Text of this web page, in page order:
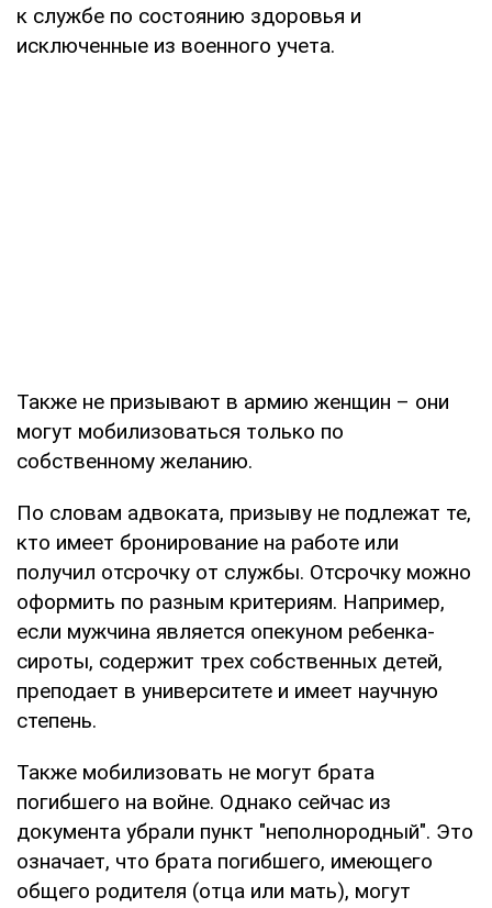
к службе по состоянию здоровья и
исключенные из военного учета.
Также не призывают в армию женщин – они
могут мобилизоваться только по
собственному желанию.
По словам адвоката, призыву не подлежат те,
кто имеет бронирование на работе или
получил отсрочку от службы. Отсрочку можно
оформить по разным критериям. Например,
если мужчина является опекуном ребенка-
сироты, содержит трех собственных детей,
преподает в университете и имеет научную
степень.
Также мобилизовать не могут брата
погибшего на войне. Однако сейчас из
документа убрали пункт "неполнородный". Это
означает, что брата погибшего, имеющего
общего родителя (отца или мать), могут